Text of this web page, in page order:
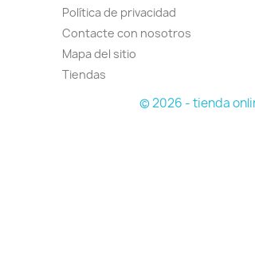
Política de privacidad
Contacte con nosotros
Mapa del sitio
Tiendas
© 2026 - tienda